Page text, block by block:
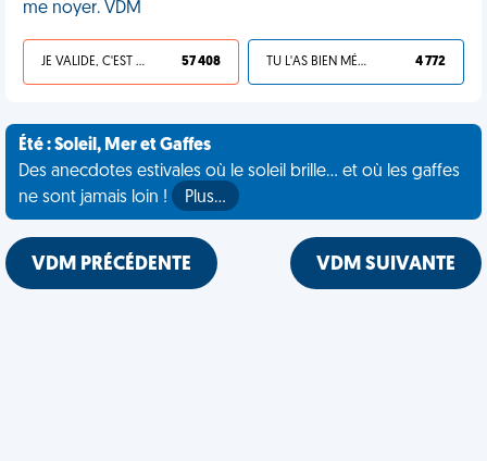
me noyer. VDM
JE VALIDE, C'EST UNE VDM 57 408 TU L'AS BIEN MÉRITÉ 4 772
Été : Soleil, Mer et Gaffes
Des anecdotes estivales où le soleil brille... et où les gaffes
ne sont jamais loin !
Plus…
VDM PRÉCÉDENTE VDM SUIVANTE